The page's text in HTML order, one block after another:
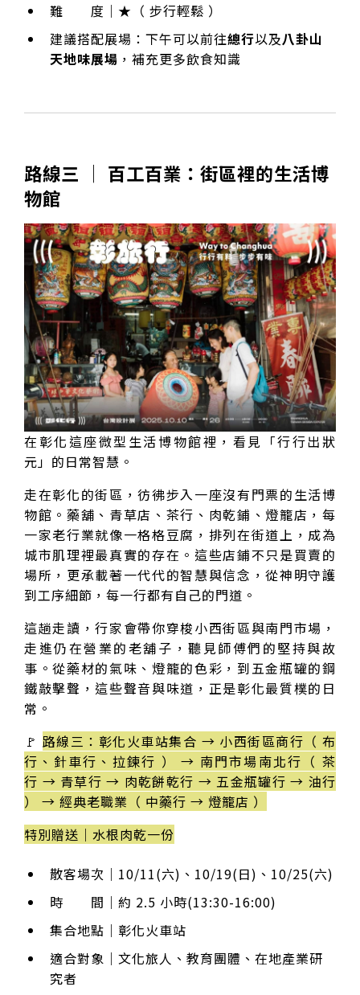
難 度｜★（ 步行輕鬆 ）
建議搭配展場：下午可以前往總行以及八卦山
天地味展場 ，補充更多飲食知識
路線三 │ 百工百業：街區裡的生活博
物館
在彰化這座微型生活博物館裡，看見「行行出狀
元」的日常智慧。
走在彰化的街區，彷彿步入一座沒有門票的生活博
物館。藥舖、青草店、茶行、肉乾鋪、燈籠店，每
一家老行業就像一格格豆腐，排列在街道上，成為
城市肌理裡最真實的存在。這些店鋪不只是買賣的
場所，更承載著一代代的智慧與信念，從神明守護
到工序細節，每一行都有自己的門道。
這趟走讀，行家會帶你穿梭小西街區與南門市場，
走進仍在營業的老舖子，聽見師傅們的堅持與故
事。從藥材的氣味、燈籠的色彩，到五金瓶罐的鋼
鐵敲擊聲，這些聲音與味道，正是彰化最質樸的日
常。
🚩 路線三：彰化火車站集合 → 小西街區商行（ 布
行、針車行、拉鍊行 ） → 南門市場南北行（ 茶
行 → 青草行 → 肉乾餅乾行 → 五金瓶罐行 → 油行
） → 經典老職業（ 中藥行 → 燈籠店 ）
特別贈送｜水根肉乾一份
散客場次｜10/11(六)、10/19(日)、10/25(六)
時 間｜約 2.5 小時(13:30-16:00)
集合地點｜彰化火車站
適合對象｜文化旅人、教育團體、在地產業研
究者